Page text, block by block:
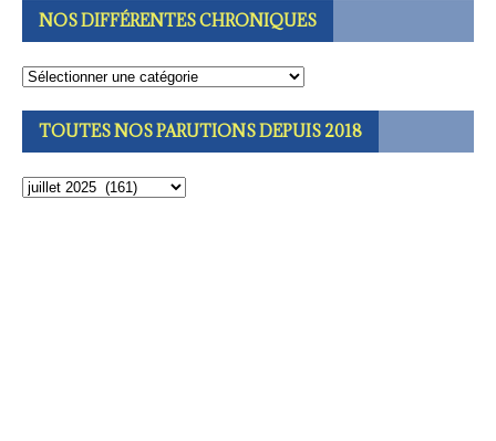
NOS DIFFÉRENTES CHRONIQUES
TOUTES NOS PARUTIONS DEPUIS 2018